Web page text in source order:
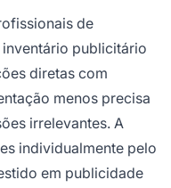
de
publicitário
diretas com
menos precisa
irrelevantes. A
individualmente pelo
em publicidade